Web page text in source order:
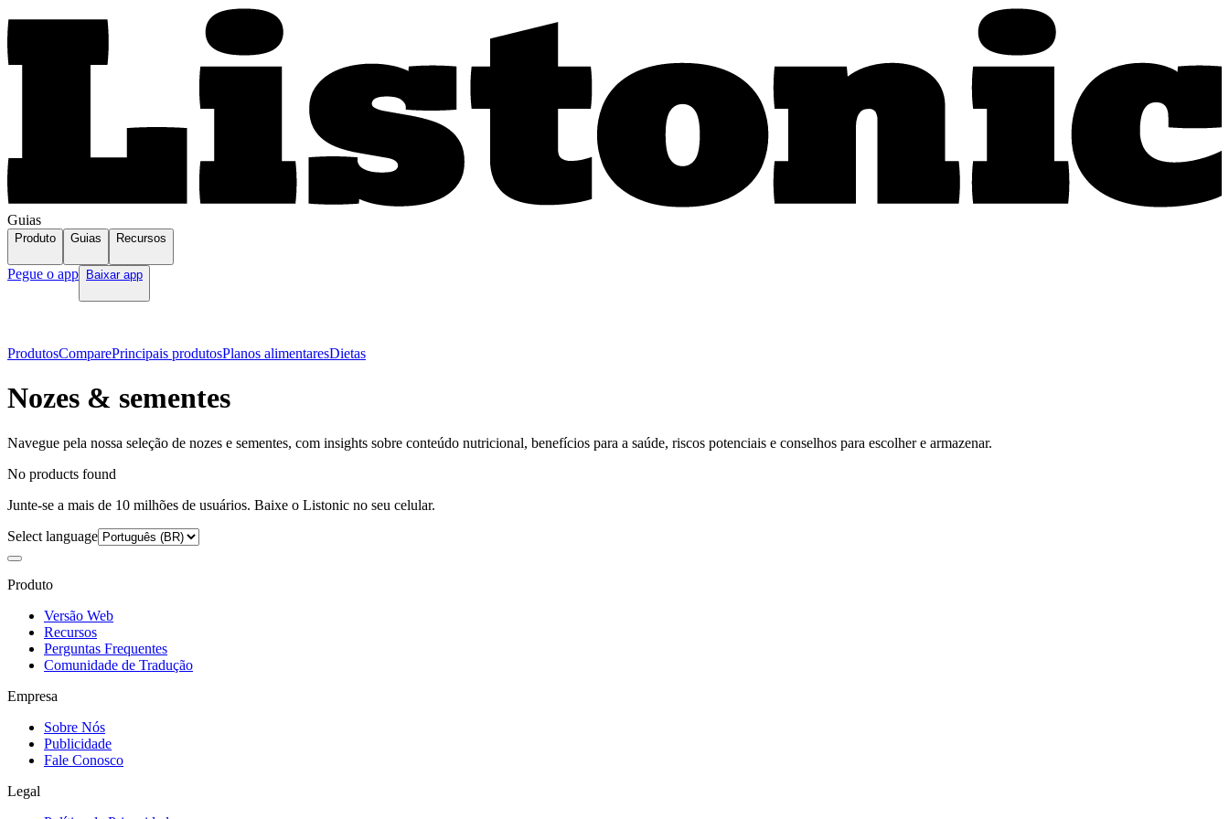
Guias
Produto Guias Recursos
Pegue o app Baixar app
ProdutosComparePrincipais produtosPlanos alimentaresDietas
Nozes & sementes
Navegue pela nossa seleção de nozes e sementes, com insights sobre conteúdo nutricional, benefícios para a saúde, riscos potenciais e conselhos para escolher e armazenar.
No products found
Junte-se a mais de 10 milhões de usuários. Baixe o Listonic no seu celular.
Select language
Produto
Versão Web
Recursos
Perguntas Frequentes
Comunidade de Tradução
Empresa
Sobre Nós
Publicidade
Fale Conosco
Legal